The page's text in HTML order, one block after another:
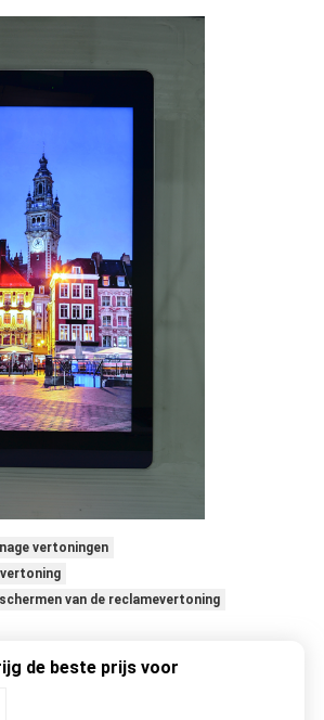
vertoningen
van de reclamevertoning
de beste prijs voor